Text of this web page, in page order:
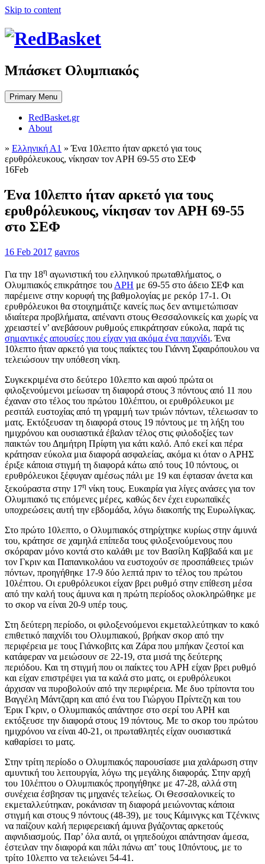
Skip to content
Μπάσκετ Ολυμπιακός
Primary Menu
RedBasket.gr
About
» Ελληνική Α1 »Ένα 10λεπτο ήταν αρκετό για τους
ερυθρόλευκους, νίκησαν τον ΑΡΗ 69-55 στο ΣΕΦ
16Feb
Ένα 10λεπτο ήταν αρκετό για τους
ερυθρόλευκους, νίκησαν τον ΑΡΗ 69-55
στο ΣΕΦ
16 Feb 2017 gavros
Για την 18η αγωνιστική του ελληνικού πρωταθλήματος, ο
Ολυμπιακός επικράτησε του ΑΡΗ με 69-55 στο άδειο ΣΕΦ και
παρέμεινε στην κορυφή της βαθμολογίας με ρεκόρ 17-1. Οι
ερυθρόλευκοι θα στοιχημάτιζε κανείς πως δεν αντιμετώπισαν
ιδιαίτερα προβλήματα, απέναντι στους Θεσσαλονικείς και χωρίς να
χρειαστεί ν’ ανεβάσουν ρυθμούς επικράτησαν εύκολα, παρά τις
σημαντικές απουσίες που είχαν για ακόμα ένα παιχνίδι. Ένα
10λεπτο ήταν αρκετό για τους παίκτες του Γιάννη Σφαιρόπουλου να
τελειώσουν την υπόθεση νίκη.
Συγκεκριμένα στο δεύτερο 10λεπτο και αφού πρώτα οι
φιλοξενούμενοι μείωσαν τη διαφορά στους 3 πόντους από 11 που
έχαναν στο τέλος του πρώτου 10λέπτου, οι ερυθρόλευκοι με
ρεσιτάλ ευστοχίας από τη γραμμή των τριών πόντων, τέλειωσαν το
ματς. Εκτόξευσαν τη διαφορά στους 19 πόντους με τη λήξη του
ημιχρόνου και ουσιαστικά έβαλαν τέλος στις φιλοδοξίες των
παικτών του Δημήτρη Πρίφτη για κάτι καλό. Από εκεί και πέρα
κράτησαν εύκολα μια διαφορά ασφαλείας, ακόμα κι όταν ο ΑΡΗΣ
έριξε κάποια στιγμή τη διαφορά κάτω από τους 10 πόντους, οι
ερυθρόλευκοι ξέφυγαν αμέσως πάλι με 19 και έφτασαν άνετα και
ξεκούραστα στην 17η νίκη τους. Ευκαιρία για λίγες ανάσες για τον
Ολυμπιακό τις επόμενες μέρες, καθώς δεν έχει ευρωπαϊκές
υποχρεώσεις αυτή την εβδομάδα, λόγω διακοπής της Ευρωλίγκας.
Στο πρώτο 10λεπτο, ο Ολυμπιακός στηρίχτηκε κυρίως στην άμυνά
του, κράτησε σε χαμηλά επίπεδα τους φιλοξενούμενους που
σκόραραν μόνο κοντά στο καλάθι με τον Βασίλη Καββαδά και με
τον Γκριν και Παπανικολάου να ευστοχούν σε προσπάθειες τριών
πόντων, προηγήθηκε 17-9 δύο λεπτά πριν το τέλος του πρώτου
10λέπτου. Οι ερυθρόλευκοι είχαν βρει ρυθμό στην επίθεση μέσα
από την καλή τους άμυνα και η πρώτη περίοδος ολοκληρώθηκε με
το σκορ να είναι 20-9 υπέρ τους.
Στη δεύτερη περίοδο, οι φιλοξενούμενοι εκμεταλλεύτηκαν το κακό
επιθετικό παιχνίδι του Ολυμπιακού, βρήκαν σκορ από την
περιφέρεια με τους Γιάνκοβιτς και Ζάρα που μπήκαν ζεστοί και
κατάφεραν να μειώσουν σε 22-19, στα μισά της δεύτερης
περιόδου. Και τη στιγμή που οι παίκτες του ΑΡΗ είχαν βρει ρυθμό
και είχαν επιστρέψει για τα καλά στο ματς, οι ερυθρόλευκοι
άρχισαν να πυροβολούν από την περιφέρεια. Με δυο τρίποντα του
Βαγγέλη Μάντζαρη και από ένα του Γιώργου Πρίντεζη και του
Έρικ Γκριν, ο Ολυμπιακός απάντησε στο σερί του ΑΡΗ και
εκτόξευσε την διαφορά στους 19 πόντους. Με το σκορ του πρώτου
ημιχρόνου να είναι 40-21, οι πρωταθλητές είχαν ουσιαστικά
καθαρίσει το ματς.
Στην τρίτη περίοδο ο Ολυμπιακός παρουσίασε μια χαλάρωση στην
αμυντική του λειτουργία, λόγω της μεγάλης διαφοράς. Στην αρχή
του 10λέπτου ο Ολυμπιακός προηγήθηκε με 47-28, αλλά στη
συνέχεια έσβησαν τις μηχανές τελείως. Οι Θεσσαλονικείς το
εκμεταλλεύτηκαν, ροκάνισαν τη διαφορά μειώνοντας κάποια
στιγμή και στους 9 πόντους (48-39), με τους Κάμινγκς και Τζένκινς
να παίζουν καλή περιφερειακή άμυνα βγάζοντας αρκετούς
αιφνιδιασμούς. Παρ’ όλα αυτά, οι γηπεδούχοι απάντησαν άμεσα,
έστειλαν την διαφορά και πάλι πάνω απ’ τους 10πόντους, με το
τρίτο 10λεπτο να τελειώνει 54-41.